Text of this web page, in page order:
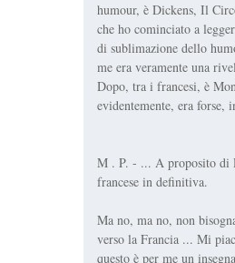
humour, è Dickens, Il
che ho cominciato a
di sublimazione dello
me era veramente una
Dopo, tra i francesi, è
evidentemente, era forse,
M . P. - ... A proposito di
francese in definitiva.
Ma no, ma no, non
verso la Francia ... Mi
questo è per me un